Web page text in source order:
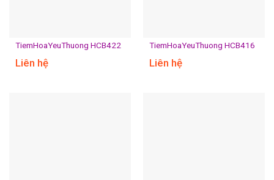
TiemHoaYeuThuong HCB422
Liên hệ
TiemHoaYeuThuong HCB416
Liên hệ